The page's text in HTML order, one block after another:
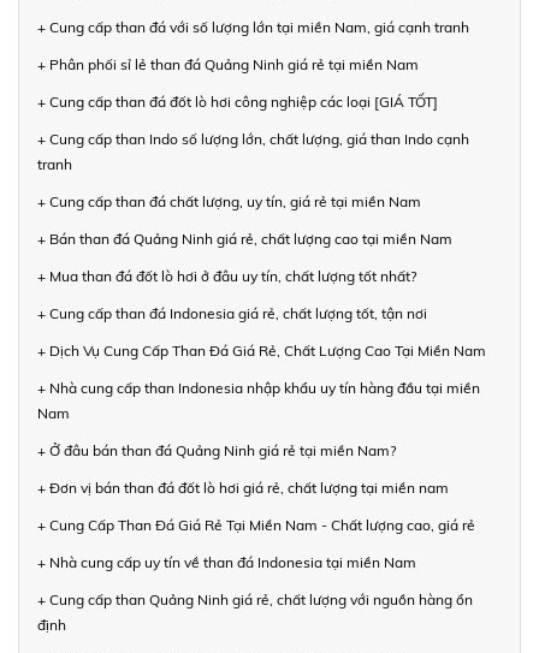
+ Cung cấp than đá với số lượng lớn tại miền Nam, giá cạnh tranh
+ Phân phối sỉ lẻ than đá Quảng Ninh giá rẻ tại miền Nam
+ Cung cấp than đá đốt lò hơi công nghiệp các loại [GIÁ TỐT]
+ Cung cấp than Indo số lượng lớn, chất lượng, giá than Indo cạnh
tranh
+ Cung cấp than đá chất lượng, uy tín, giá rẻ tại miền Nam
+ Bán than đá Quảng Ninh giá rẻ, chất lượng cao tại miền Nam
+ Mua than đá đốt lò hơi ở đâu uy tín, chất lượng tốt nhất?
+ Cung cấp than đá Indonesia giá rẻ, chất lượng tốt, tận nơi
+ Dịch Vụ Cung Cấp Than Đá Giá Rẻ, Chất Lượng Cao Tại Miền Nam
+ Nhà cung cấp than Indonesia nhập khẩu uy tín hàng đầu tại miền
Nam
+ Ở đâu bán than đá Quảng Ninh giá rẻ tại miền Nam?
+ Đơn vị bán than đá đốt lò hơi giá rẻ, chất lượng tại miền nam
+ Cung Cấp Than Đá Giá Rẻ Tại Miền Nam - Chất lượng cao, giá rẻ
+ Nhà cung cấp uy tín về than đá Indonesia tại miền Nam
+ Cung cấp than Quảng Ninh giá rẻ, chất lượng với nguồn hàng ổn
định